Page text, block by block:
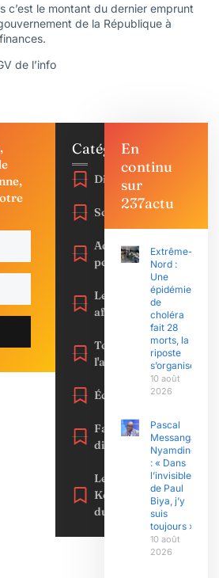
c’est le montant du dernier emprunt
de la République à
de l’info
Catégories
Diaspora
Société
Actu
politique
Les
affaires
Toute
l'actualité
Éconmie
Faits
divers
Le
Kongossa
du net
En
continu
sur
237actu
Extrême-
Nord :
Une
épidémie
de
choléra
fait 28
morts, la
riposte
s’organise
10 août
2026
Pascal
Messanga
Nyamding
: « Dans
l’invisible
de Paul
Biya, j’y
suis
toujours »
10 août
2026